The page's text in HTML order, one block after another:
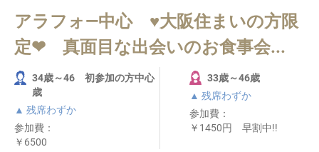
アラフォ―中心 ♥大阪住まいの方限
定❤ 真面目な出会いのお食事会...
34歳～46 初参加の方中心
歳
▲ 残席わずか
参加費：
￥6500
33歳～46歳
▲ 残席わずか
参加費：
￥1450円 早割中!!